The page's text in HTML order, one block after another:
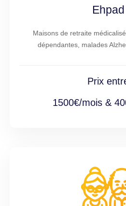
Ehpad
Maisons de retraite
dépendantes, malades
Prix
1500€/mois &